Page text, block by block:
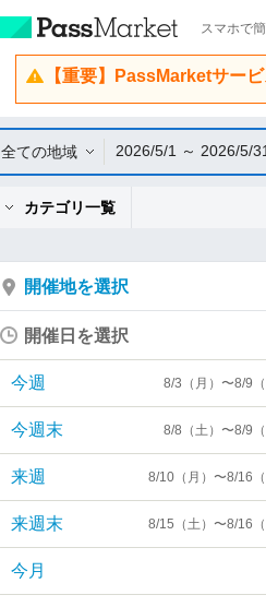
スマホで
【重要】PassMarketサー
全ての地域 2026/5/1 ～ 2026/5/31
カテゴリ一覧
開催地を選択
開催日を選択
今週 8/3（月）〜8/9（
今週末 8/8（土）〜8/9（
来週 8/10（月）〜8/16（
来週末 8/15（土）〜8/16（
今月